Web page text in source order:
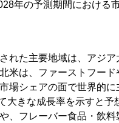
年の予測期間における
れた主要地域は、アジ
米は、ファーストフード
場シェアの面で世界的
大きな成長率を示すと予
、フレーバー食品・飲料